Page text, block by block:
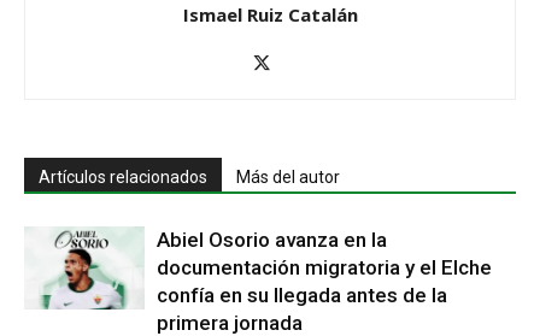
Ismael Ruiz Catalán
Artículos relacionados Más del autor
Abiel Osorio avanza en la
documentación migratoria y el Elche
confía en su llegada antes de la
primera jornada